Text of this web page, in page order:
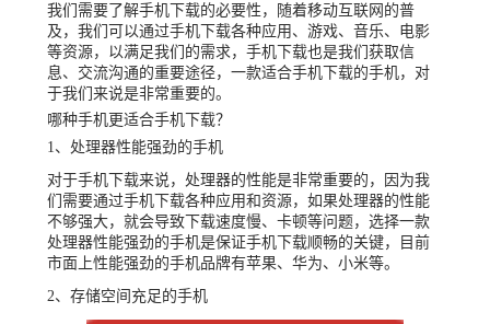
我们需要了解手机下载的必要性，随着移动互联网的普
及，我们可以通过手机下载各种应用、游戏、音乐、电影
等资源，以满足我们的需求，手机下载也是我们获取信
息、交流沟通的重要途径，一款适合手机下载的手机，对
于我们来说是非常重要的。
哪种手机更适合手机下载？
1、处理器性能强劲的手机
对于手机下载来说，处理器的性能是非常重要的，因为我
们需要通过手机下载各种应用和资源，如果处理器的性能
不够强大，就会导致下载速度慢、卡顿等问题，选择一款
处理器性能强劲的手机是保证手机下载顺畅的关键，目前
市面上性能强劲的手机品牌有苹果、华为、小米等。
2、存储空间充足的手机